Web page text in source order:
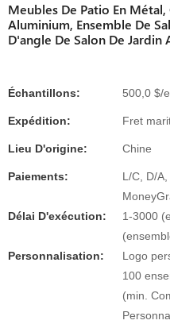
Meubles De Patio En
Aluminium, Ensemble De
D'angle De Salon De Jardin
Échantillons: 500,0 $/
Expédition: Fret
Lieu D'origine: Chine
Paiements:
L/C, D/A,
Délai D'exécution:
1-3000
Personnalisation:
Logo
100
(min.